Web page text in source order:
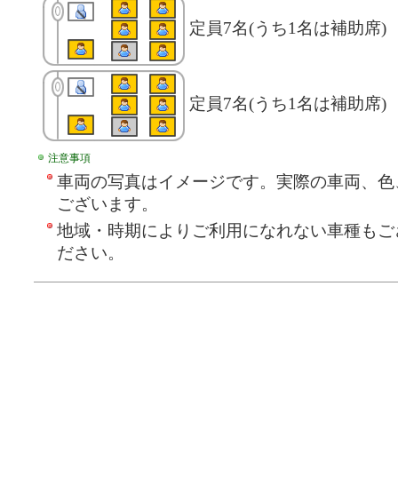
定員7名(うち1名は補助席)
定員7名(うち1名は補助席)
注意事項
車両の写真はイメージです。実際の車両、
ございます。
地域・時期によりご利用になれない車種も
ださい。